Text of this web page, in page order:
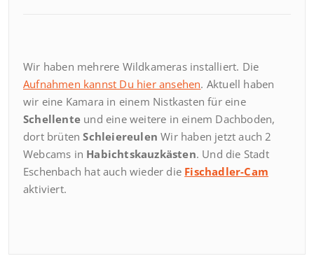
Wir haben mehrere Wildkameras installiert. Die
Aufnahmen kannst Du hier ansehen. Aktuell haben
wir eine Kamara in einem Nistkasten für eine
Schellente und eine weitere in einem Dachboden,
dort brütenSchleiereulen Wir haben jetzt auch 2
Webcams in Habichtskauzkästen. Und die Stadt
Eschenbach hat auch wieder die Fischadler-Cam
aktiviert.